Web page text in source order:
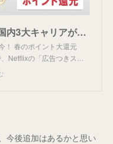
ドコモもNetflix施策を発表。国内3大キャリアが揃う
！ 春のポイント大還元
Netflixの「広告つきス…
今後追加はあるかと思い